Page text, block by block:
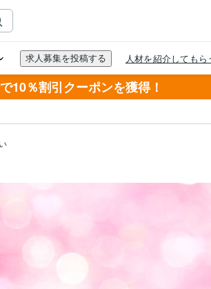
10％割引クーポンを獲得！